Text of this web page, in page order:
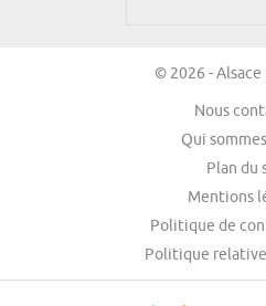
© 2026 -
Nous
Qui
Plan du
Mentions
Politique de
Politique